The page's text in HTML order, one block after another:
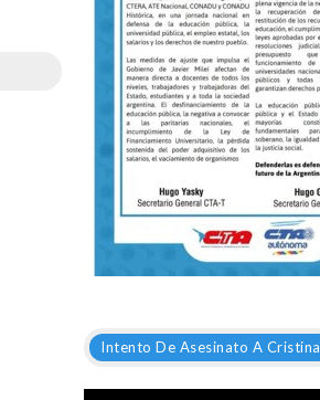
Intento De Asesinato A Cristina